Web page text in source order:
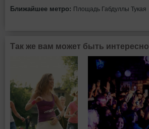
Ближайшее метро: Площадь Габдуллы Тукая
Так же вам может быть интересно